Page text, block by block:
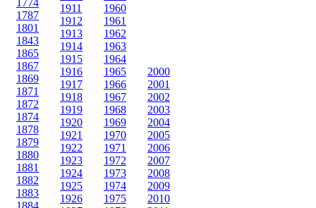
1774
1787
1801
1843
1865
1867
1869
1871
1872
1874
1878
1879
1880
1881
1882
1883
1884
1911
1912
1913
1914
1915
1916
1917
1918
1919
1920
1921
1922
1923
1924
1925
1926
1960
1961
1962
1963
1964
1965
1966
1967
1968
1969
1970
1971
1972
1973
1974
1975
2000
2001
2002
2003
2004
2005
2006
2007
2008
2009
2010